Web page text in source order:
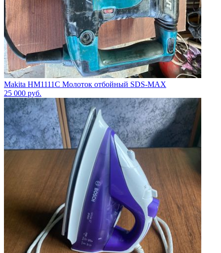
Makita HM1111C Молоток отбойный SDS-MAX
25 000 руб.